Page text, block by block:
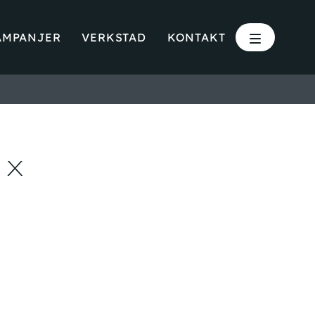
VERKSTAD KONTAKT
X